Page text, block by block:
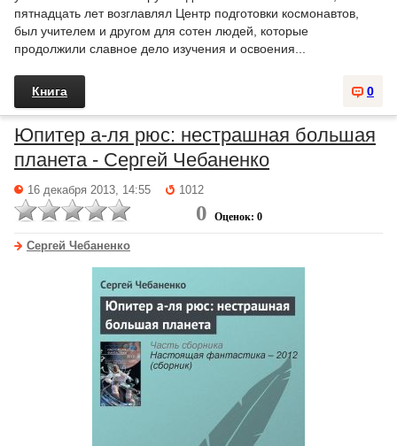
пятнадцать лет возглавлял Центр подготовки космонавтов,
был учителем и другом для сотен людей, которые
продолжили славное дело изучения и освоения...
0
Книга
Юпитер а-ля рюс: нестрашная большая
планета - Сергей Чебаненко
16 декабря 2013, 14:55 1012
0 Оценок: 0
Сергей Чебаненко